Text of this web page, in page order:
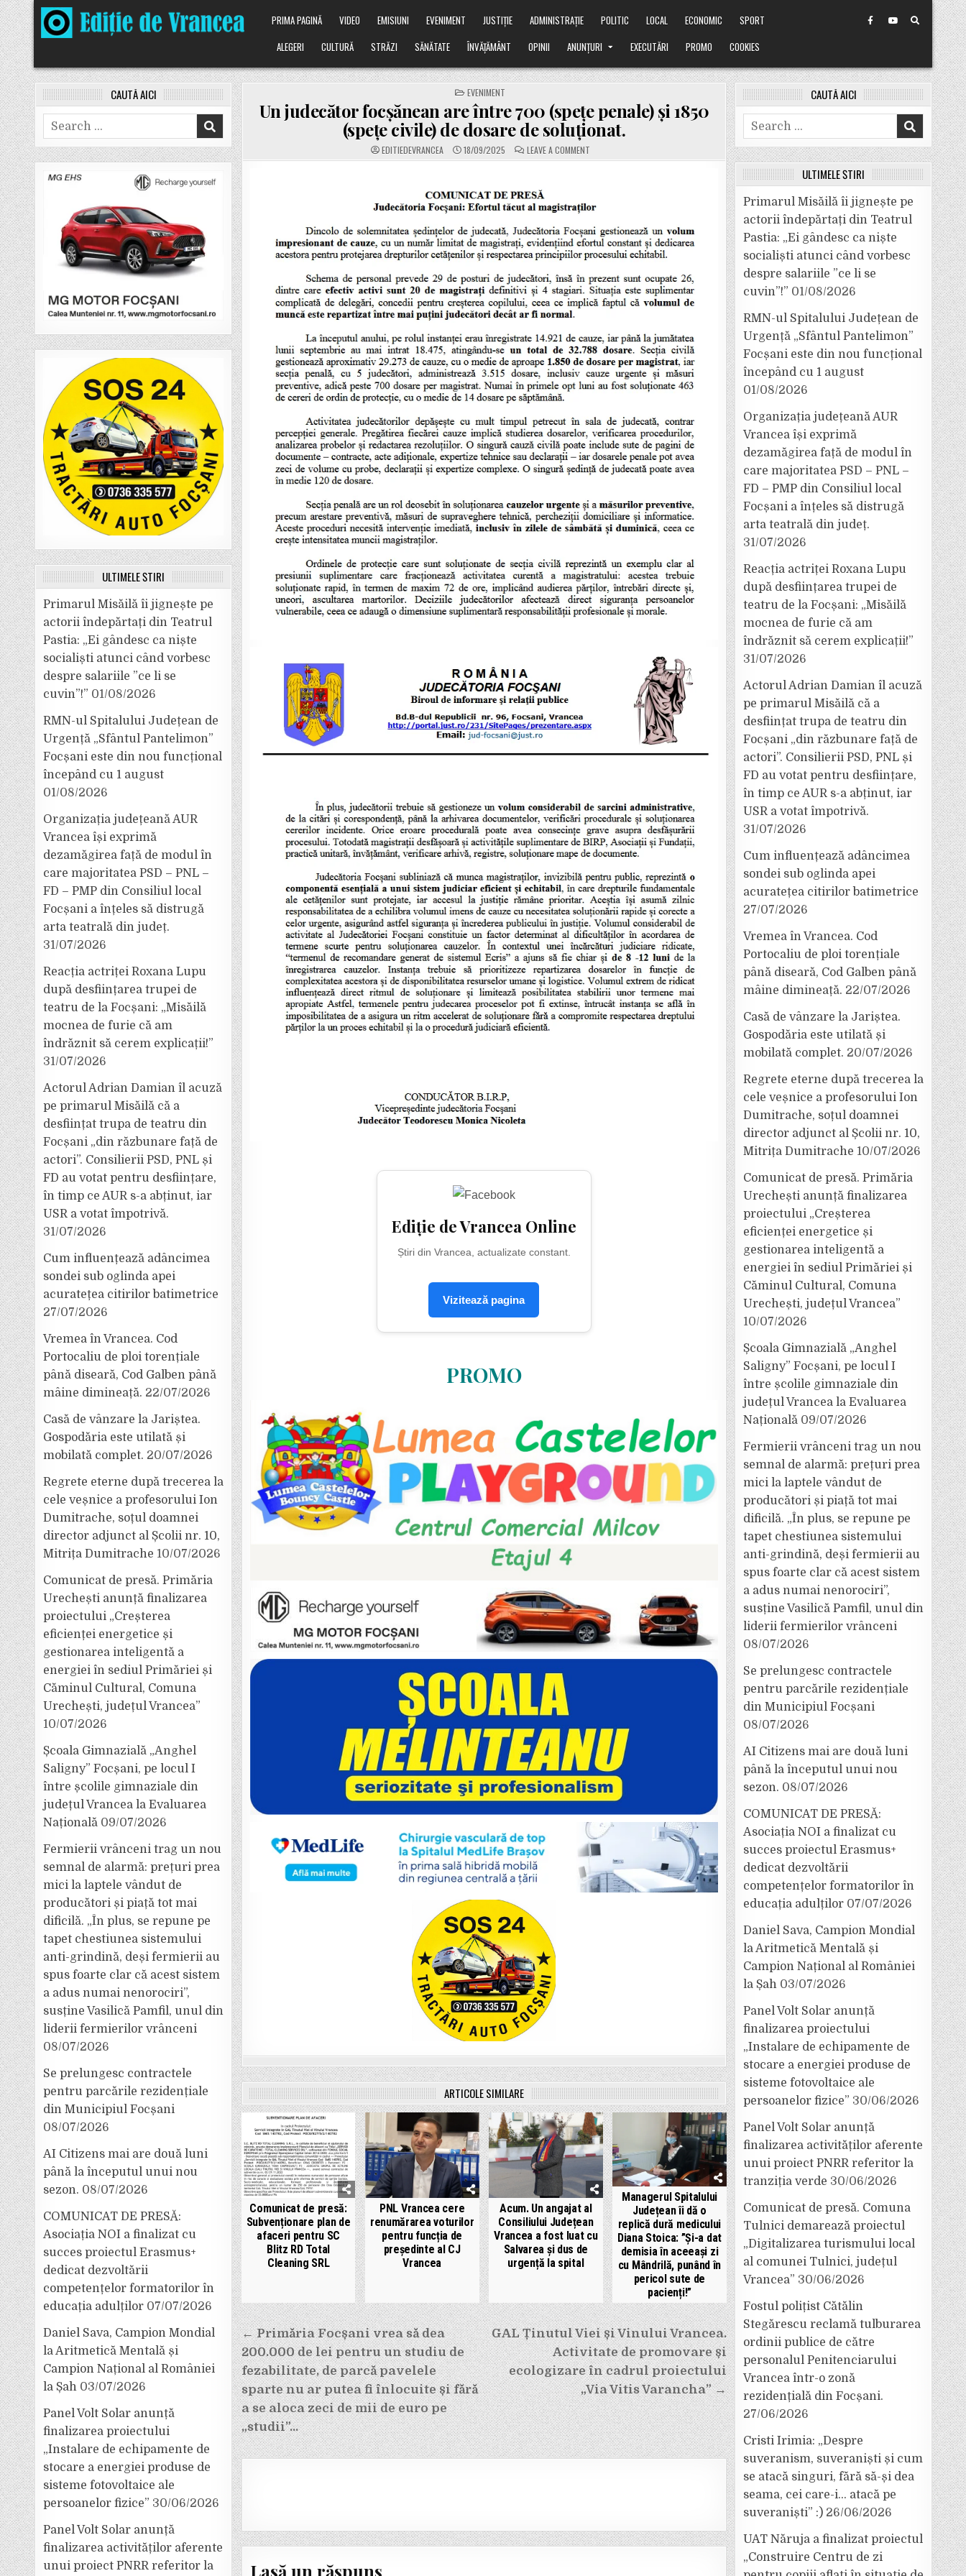
Skip
to
content
PRIMA PAGINĂ VIDEO EMISIUNI EVENIMENT JUSTIȚIE ADMINISTRAȚIE POLITIC LOCAL ECONOMIC
SPORT
ALEGERI
CULTURĂ STRĂZI SĂNĂTATE ÎNVĂȚĂMÂNT OPINII ANUNȚURI EXECUTĂRI PROMO COOKIES
POSTED
IN
EVENIMENT
Un judecător focșănean are între 700 (spețe penale) și 1850
(spețe civile) de dosare de soluționat.
EDITIEDEVRANCEA 18/09/2025 LEAVE A COMMENTON
UN
(SPEȚE
ȘI
1850
(SPEȚE
CIVILE)
DE
DE
SOLUȚIONAT.
Ediție de Vrancea Online
Știri din Vrancea, actualizate constant.
Vizitează pagina
PROMO
ARTICOLE SIMILARE
Comunicat de presă:
Subvenționare plan de
afaceri pentru SC
Blitz RD Total
Cleaning SRL
PNL Vrancea cere
renumărarea voturilor
pentru funcția de
președinte al CJ
Vrancea
Acum. Un angajat al
Consiliului Județean
Vrancea a fost luat cu
Salvarea și dus de
urgență la spital
Managerul Spitalului
Județean îi dă o
replică dură medicului
Diana Stoica: ”Și-a dat
demisia în aceeași zi
cu Mândrilă, punând în
pericol sute de
pacienți!”
Navigare
în
articole
GAL Ținutul Viei și Vinului Vrancea.
Activitate de promovare și
ecologizare în cadrul proiectului
„Via Vitis Varancha” →
← Primăria Focșani vrea să dea
200.000 de lei pentru un studiu de
fezabilitate, de parcă pavelele
sparte nu ar putea fi înlocuite și fără
a se aloca zeci de mii de euro pe
„studii”…
Lasă un răspuns
CAUTĂ AICI
Search
for:
ULTIMELE ȘTIRI
Primarul Misăilă îi jignește pe
actorii îndepărtați din Teatrul
Pastia: „Ei gândesc ca niște
socialiști atunci când vorbesc
despre salariile ”ce li se
cuvin”!” 01/08/2026
RMN-ul Spitalului Județean de
Urgență „Sfântul Pantelimon”
Focșani este din nou funcțional
începând cu 1 august
01/08/2026
Organizația județeană AUR
Vrancea își exprimă
dezamăgirea față de modul în
care majoritatea PSD – PNL –
FD – PMP din Consiliul local
Focșani a înțeles să distrugă
arta teatrală din județ.
31/07/2026
Reacția actriței Roxana Lupu
după desființarea trupei de
teatru de la Focșani: „Misăilă
mocnea de furie că am
îndrăznit să cerem explicații!”
31/07/2026
Actorul Adrian Damian îl acuză
pe primarul Misăilă că a
desființat trupa de teatru din
Focșani „din răzbunare față de
actori”. Consilierii PSD, PNL și
FD au votat pentru desființare,
în timp ce AUR s-a abținut, iar
USR a votat împotrivă.
31/07/2026
Cum influențează adâncimea
sondei sub oglinda apei
acuratețea citirilor batimetrice
27/07/2026
Vremea în Vrancea. Cod
Portocaliu de ploi torențiale
până diseară, Cod Galben până
mâine dimineață. 22/07/2026
Casă de vânzare la Jariștea.
Gospodăria este utilată și
mobilată complet. 20/07/2026
Regrete eterne după trecerea la
cele veșnice a profesorului Ion
Dumitrache, soțul doamnei
director adjunct al Școlii nr. 10,
Mitrița Dumitrache 10/07/2026
Comunicat de presă. Primăria
Urechești anunță finalizarea
proiectului „Creșterea
eficienței energetice și
gestionarea inteligentă a
energiei în sediul Primăriei și
Căminul Cultural, Comuna
Urechești, județul Vrancea”
10/07/2026
Școala Gimnazială „Anghel
Saligny” Focșani, pe locul I
între școlile gimnaziale din
județul Vrancea la Evaluarea
Națională 09/07/2026
Fermierii vrânceni trag un nou
semnal de alarmă: prețuri prea
mici la laptele vândut de
producători și piață tot mai
dificilă. „În plus, se repune pe
tapet chestiunea sistemului
anti-grindină, deși fermierii au
spus foarte clar că acest sistem
a adus numai nenorociri”,
susține Vasilică Pamfil, unul din
liderii fermierilor vrânceni
08/07/2026
Se prelungesc contractele
pentru parcările rezidențiale
din Municipiul Focșani
08/07/2026
AI Citizens mai are două luni
până la începutul unui nou
sezon. 08/07/2026
COMUNICAT DE PRESĂ:
Asociația NOI a finalizat cu
succes proiectul Erasmus+
dedicat dezvoltării
competențelor formatorilor în
educația adulților 07/07/2026
Daniel Sava, Campion Mondial
la Aritmetică Mentală și
Campion Național al României
la Șah 03/07/2026
Panel Volt Solar anunță
finalizarea proiectului
„Instalare de echipamente de
stocare a energiei produse de
sisteme fotovoltaice ale
persoanelor fizice” 30/06/2026
Panel Volt Solar anunță
finalizarea activităților aferente
unui proiect PNRR referitor la
CAUTĂ AICI
Search
for:
ULTIMELE ȘTIRI
Primarul Misăilă îi jignește pe
actorii îndepărtați din Teatrul
Pastia: „Ei gândesc ca niște
socialiști atunci când vorbesc
despre salariile ”ce li se
cuvin”!” 01/08/2026
RMN-ul Spitalului Județean de
Urgență „Sfântul Pantelimon”
Focșani este din nou funcțional
începând cu 1 august
01/08/2026
Organizația județeană AUR
Vrancea își exprimă
dezamăgirea față de modul în
care majoritatea PSD – PNL –
FD – PMP din Consiliul local
Focșani a înțeles să distrugă
arta teatrală din județ.
31/07/2026
Reacția actriței Roxana Lupu
după desființarea trupei de
teatru de la Focșani: „Misăilă
mocnea de furie că am
îndrăznit să cerem explicații!”
31/07/2026
Actorul Adrian Damian îl acuză
pe primarul Misăilă că a
desființat trupa de teatru din
Focșani „din răzbunare față de
actori”. Consilierii PSD, PNL și
FD au votat pentru desființare,
în timp ce AUR s-a abținut, iar
USR a votat împotrivă.
31/07/2026
Cum influențează adâncimea
sondei sub oglinda apei
acuratețea citirilor batimetrice
27/07/2026
Vremea în Vrancea. Cod
Portocaliu de ploi torențiale
până diseară, Cod Galben până
mâine dimineață. 22/07/2026
Casă de vânzare la Jariștea.
Gospodăria este utilată și
mobilată complet. 20/07/2026
Regrete eterne după trecerea la
cele veșnice a profesorului Ion
Dumitrache, soțul doamnei
director adjunct al Școlii nr. 10,
Mitrița Dumitrache 10/07/2026
Comunicat de presă. Primăria
Urechești anunță finalizarea
proiectului „Creșterea
eficienței energetice și
gestionarea inteligentă a
energiei în sediul Primăriei și
Căminul Cultural, Comuna
Urechești, județul Vrancea”
10/07/2026
Școala Gimnazială „Anghel
Saligny” Focșani, pe locul I
între școlile gimnaziale din
județul Vrancea la Evaluarea
Națională 09/07/2026
Fermierii vrânceni trag un nou
semnal de alarmă: prețuri prea
mici la laptele vândut de
producători și piață tot mai
dificilă. „În plus, se repune pe
tapet chestiunea sistemului
anti-grindină, deși fermierii au
spus foarte clar că acest sistem
a adus numai nenorociri”,
susține Vasilică Pamfil, unul din
liderii fermierilor vrânceni
08/07/2026
Se prelungesc contractele
pentru parcările rezidențiale
din Municipiul Focșani
08/07/2026
AI Citizens mai are două luni
până la începutul unui nou
sezon. 08/07/2026
COMUNICAT DE PRESĂ:
Asociația NOI a finalizat cu
succes proiectul Erasmus+
dedicat dezvoltării
competențelor formatorilor în
educația adulților 07/07/2026
Daniel Sava, Campion Mondial
la Aritmetică Mentală și
Campion Național al României
la Șah 03/07/2026
Panel Volt Solar anunță
finalizarea proiectului
„Instalare de echipamente de
stocare a energiei produse de
sisteme fotovoltaice ale
persoanelor fizice” 30/06/2026
Panel Volt Solar anunță
finalizarea activităților aferente
unui proiect PNRR referitor la
tranziția verde 30/06/2026
Comunicat de presă. Comuna
Tulnici demarează proiectul
„Digitalizarea turismului local
al comunei Tulnici, județul
Vrancea” 30/06/2026
Fostul polițist Cătălin
Stegărescu reclamă tulburarea
ordinii publice de către
personalul Penitenciarului
Vrancea într-o zonă
rezidențială din Focșani.
27/06/2026
Cristi Irimia: „Despre
suveranism, suveraniști și cum
se atacă singuri, fără să-și dea
seama, cei care-i… atacă pe
suveraniști” :) 26/06/2026
UAT Năruja a finalizat proiectul
„Construire Centru de zi